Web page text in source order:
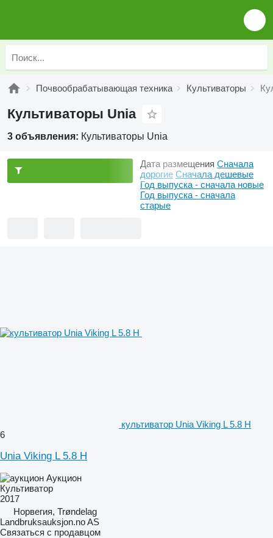
Почвообрабатывающая техника Культиваторы
Культиваторы Unia
3 объявления: Культиваторы Unia
Дата размещения Сначала
дорогие Сначала дешевые
Год выпуска - сначала новые
Год выпуска - сначала
старые
культиватор Unia Viking L 5.8 H
6
Unia Viking L 5.8 H
Аукцион
Культиватор
2017
Норвегия, Trøndelag
Landbruksauksjon.no AS
Связаться с продавцом